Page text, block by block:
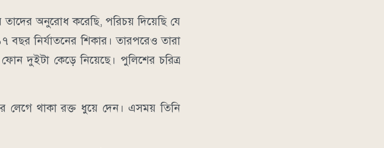
অনুরোধ করেছি, পরিচয় দিয়েছি যে
নির্যাতনের শিকার। তারপরেও তারা
দুইটা কেড়ে নিয়েছে। পুলিশের চরিত্র
থাকা রক্ত ধুয়ে দেন। এসময় তিনি